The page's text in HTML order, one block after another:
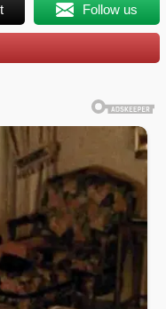
Follow us